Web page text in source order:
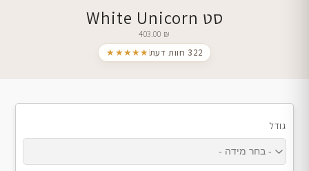
סט White Unicorn
403.00 ₪
★★★★★
322 חוות דעת
גודל